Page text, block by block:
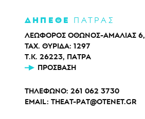
ΔΗΠΕΘΕ ΠΑΤΡΑΣ
ΛΕΩΦΟΡΟΣ ΟΘΩΝΟΣ-ΑΜΑΛΙΑΣ 6,
ΤΑΧ. ΘΥΡΙΔΑ: 1297
Τ.Κ. 26223, ΠΑΤΡΑ
ΠΡΌΣΒΑΣΗ
ΤΗΛΕΦΩΝΟ: 261 062 3730
EMAIL: THEAT-PAT@OTENET.GR